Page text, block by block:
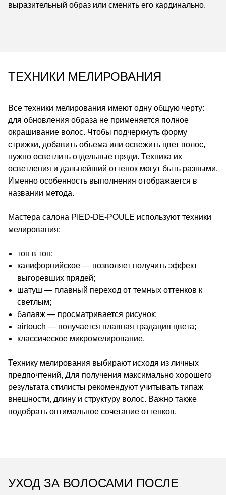
выразительный образ или сменить его кардинально.
ТЕХНИКИ МЕЛИРОВАНИЯ
Все техники мелирования имеют одну общую черту:
для обновления образа не применяется полное
окрашивание волос. Чтобы подчеркнуть форму
стрижки, добавить объема или освежить цвет волос,
нужно осветлить отдельные пряди. Техника их
осветления и дальнейший оттенок могут быть разными.
Именно особенность выполнения отображается в
названии метода.
Мастера салона PIED-DE-POULE используют техники
мелирования:
тон в тон;
калифорнийское — позволяет получить эффект
выгоревших прядей;
шатуш — плавный переход от темных оттенков к
светлым;
балаяж — просматривается рисунок;
airtouch — получается плавная градация цвета;
классическое микромелирование.
Технику мелирования выбирают исходя из личных
предпочтений, Для получения максимально хорошего
результата стилисты рекомендуют учитывать типаж
внешности, длину и структуру волос. Важно также
подобрать оптимальное сочетание оттенков.
УХОД ЗА ВОЛОСАМИ ПОСЛЕ